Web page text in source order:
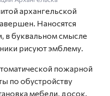
архангельской
Наносятся
в буквальном смысле
рисуют эмблему.
пожарной
по обустройству
мебели, досок.